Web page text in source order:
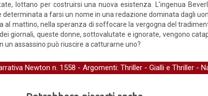
lottano per costruirsi una nuova esistenza. L’ingenua
determinata a farsi un nome in una redazione dominata dagli
al mattino, nella speranza di soffocare la vergogna del
giornali, queste donne, sottovalutate e ignorate, vengono
un assassino può riuscire a catturarne uno?
Newton n. 1558 - Argomenti: Thriller - Gialli e Thriller -